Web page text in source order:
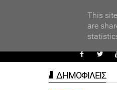
Καψοκόλης
ΔΗΜΟΦΙΛΕΙΣ
This
are